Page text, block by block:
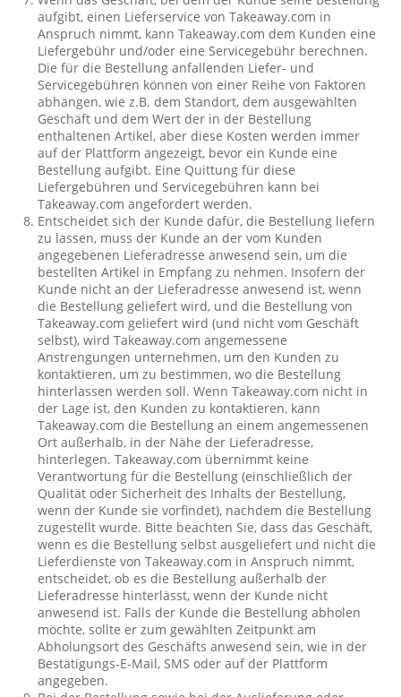
aufgibt, einen Lieferservice von Takeaway.com in
Anspruch nimmt, kann Takeaway.com dem Kunden eine
Liefergebühr und/oder eine Servicegebühr berechnen.
Die für die Bestellung anfallenden Liefer- und
Servicegebühren können von einer Reihe von Faktoren
abhängen, wie z.B. dem Standort, dem ausgewählten
Geschäft und dem Wert der in der Bestellung
enthaltenen Artikel, aber diese Kosten werden immer
auf der Plattform angezeigt, bevor ein Kunde eine
Bestellung aufgibt. Eine Quittung für diese
Liefergebühren und Servicegebühren kann bei
Takeaway.com angefordert werden.
Entscheidet sich der Kunde dafür, die Bestellung liefern
zu lassen, muss der Kunde an der vom Kunden
angegebenen Lieferadresse anwesend sein, um die
bestellten Artikel in Empfang zu nehmen. Insofern der
Kunde nicht an der Lieferadresse anwesend ist, wenn
die Bestellung geliefert wird, und die Bestellung von
Takeaway.com geliefert wird (und nicht vom Geschäft
selbst), wird Takeaway.com angemessene
Anstrengungen unternehmen, um den Kunden zu
kontaktieren, um zu bestimmen, wo die Bestellung
hinterlassen werden soll. Wenn Takeaway.com nicht in
der Lage ist, den Kunden zu kontaktieren, kann
Takeaway.com die Bestellung an einem angemessenen
Ort außerhalb, in der Nähe der Lieferadresse,
hinterlegen. Takeaway.com übernimmt keine
Verantwortung für die Bestellung (einschließlich der
Qualität oder Sicherheit des Inhalts der Bestellung,
wenn der Kunde sie vorfindet), nachdem die Bestellung
zugestellt wurde. Bitte beachten Sie, dass das Geschäft,
wenn es die Bestellung selbst ausgeliefert und nicht die
Lieferdienste von Takeaway.com in Anspruch nimmt,
entscheidet, ob es die Bestellung außerhalb der
Lieferadresse hinterlässt, wenn der Kunde nicht
anwesend ist. Falls der Kunde die Bestellung abholen
möchte, sollte er zum gewählten Zeitpunkt am
Abholungsort des Geschäfts anwesend sein, wie in der
Bestätigungs-E-Mail, SMS oder auf der Plattform
angegeben.